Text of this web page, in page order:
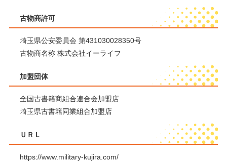
古物商許可
埼玉県公安委員会 第431030028350号
古物商名称 株式会社イーライフ
加盟団体
全国古書籍商組合連合会加盟店
埼玉県古書籍同業組合加盟店
ＵＲＬ
https://www.military-kujira.com/